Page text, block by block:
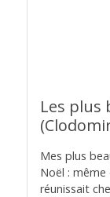
Les plus
Mes plus
Noël : même
réunissait